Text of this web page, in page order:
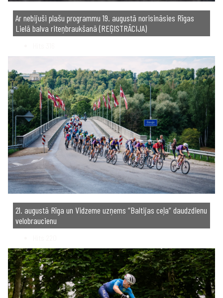
Ar nebijuši plašu programmu 19. augustā norisināsies Rīgas
Lielā balva riteņbraukšanā (REĢISTRĀCIJA)
21. augustā Rīga un Vidzeme uzņems “Baltijas ceļa” daudzdienu
velobraucienu